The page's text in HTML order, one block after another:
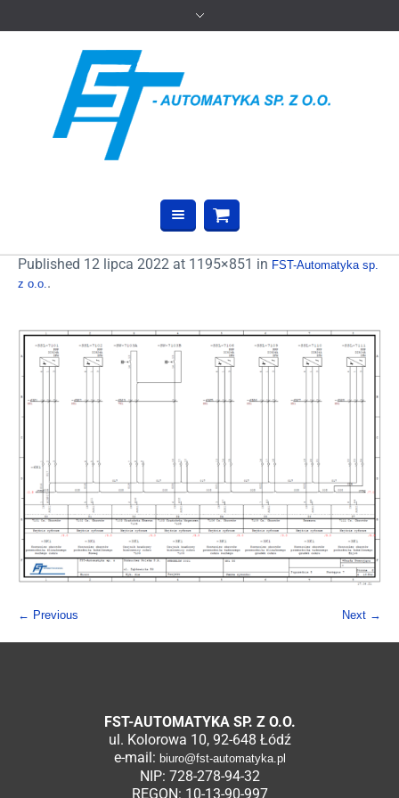
Published 12 lipca 2022 at 1195×851 in FST-Automatyka sp.
z o.o..
← Previous Next →
FST-AUTOMATYKA SP. Z O.O.
ul. Kolorowa 10, 92-648 Łódź
e-mail: biuro@fst-automatyka.pl
NIP: 728-278-94-32
REGON: 10-13-90-997